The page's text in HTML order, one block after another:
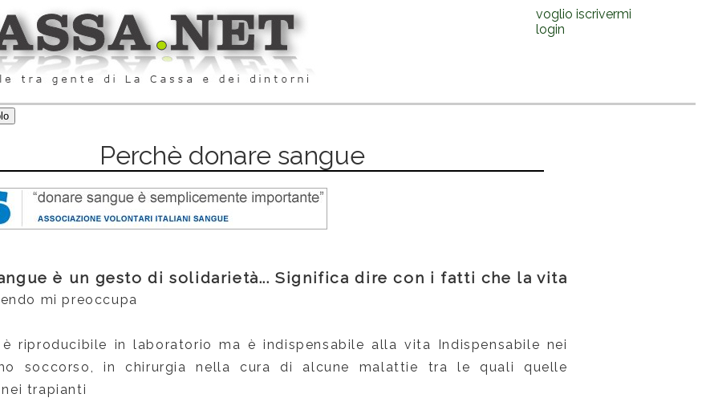
voglio iscrivermi
login
Perchè donare sangue
è un gesto di solidarietà... Significa dire con i fatti che la vita
mi preoccupa
riproducibile in laboratorio ma è indispensabile alla vita Indispensabile nei
soccorso, in chirurgia nella cura di alcune malattie tra le quali quelle
trapianti